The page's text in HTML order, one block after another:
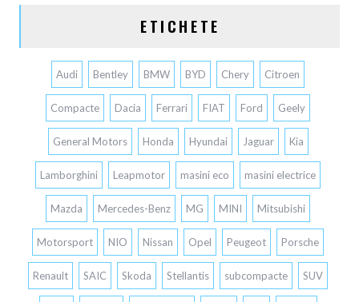
ETICHETE
Audi Bentley BMW BYD Chery Citroen
Compacte Dacia Ferrari FIAT Ford Geely
General Motors Honda Hyundai Jaguar Kia
Lamborghini Leapmotor masini eco masini electrice
Mazda Mercedes-Benz MG MINI Mitsubishi
Motorsport NIO Nissan Opel Peugeot Porsche
Renault SAIC Skoda Stellantis subcompacte SUV